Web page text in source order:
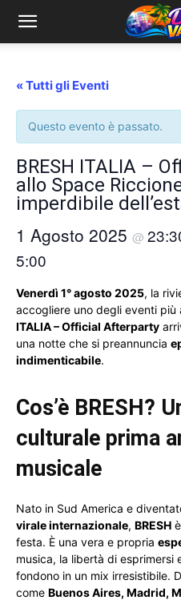
« Tutti gli Eventi
Questo evento è passato.
BRESH ITALIA –
allo Space
imperdibile
1 Agosto 2025 @
5:00
Venerdì 1° agosto 2025, la
accogliere uno degli eventi più
ITALIA – Official Afterparty
una notte che si preannuncia
indimenticabile.
Cos’è BRESH?
culturale prima
musicale
Nato in Sud America e
virale internazionale, BRESH
festa. È una vera e propria
musica, la libertà di esprimersi
fondono in un mix irresistibile.
come Buenos Aires, Madrid,